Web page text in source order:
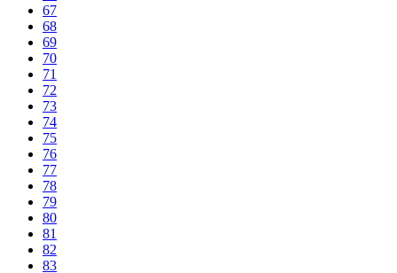
67
68
69
70
71
72
73
74
75
76
77
78
79
80
81
82
83